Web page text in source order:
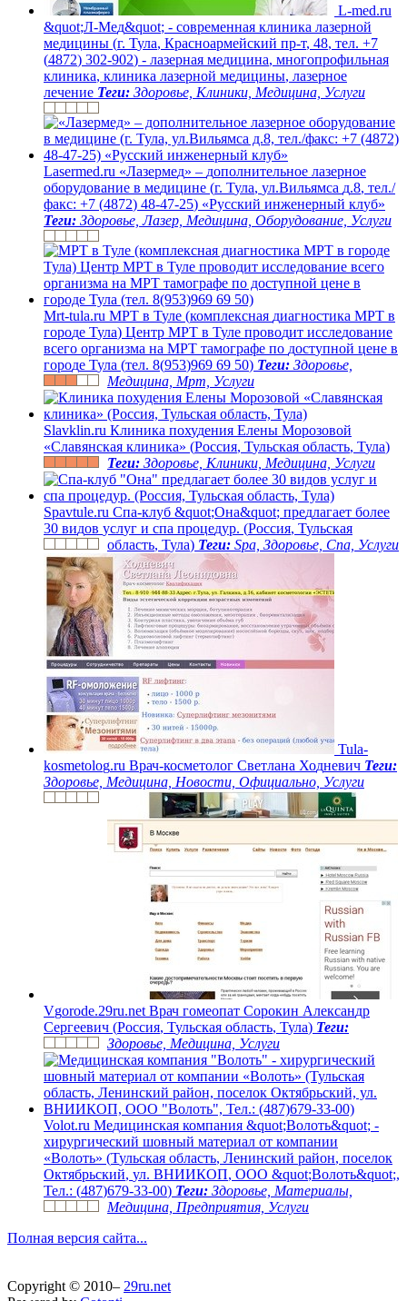
L-med.ru
&quot;Л-Мед&quot; - современная клиника лазерной
медицины (г. Тула, Красноармейский пр-т, 48, тел. +7
(4872) 302-902) - лазерная медицина, многопрофильная
клиника, клиника лазерной медицины, лазерное
лечение Теги: Здоровье, Клиники, Медицина, Услуги
Lasermed.ru «Лазермед» – дополнительное лазерное
оборудование в медицине (г. Тула, ул.Вильямса д.8, тел./
факс: +7 (4872) 48-47-25) «Русский инженерный клуб»
Теги: Здоровье, Лазер, Медицина, Оборудование, Услуги
Mrt-tula.ru МРТ в Туле (комплексная диагностика МРТ в
городе Тула) Центр МРТ в Туле проводит исследование
всего организма на МРТ тамографе по доступной цене в
городе Тула (тел. 8(953)969 69 50) Теги: Здоровье,
Медицина, Мрт, Услуги
Slavklin.ru Клиника похудения Елены Морозовой
«Славянская клиника» (Россия, Тульская область, Тула)
Теги: Здоровье, Клиники, Медицина, Услуги
Spavtule.ru Спа-клуб &quot;Она&quot; предлагает более
30 видов услуг и спа процедур. (Россия, Тульская
область, Тула) Теги: Spa, Здоровье, Спа, Услуги
Tula-
kosmetolog.ru Врач-косметолог Светлана Ходневич Теги:
Здоровье, Медицина, Новости, Официально, Услуги
Vgorode.29ru.net Врач гомеопат Сорокин Александр
Сергеевич (Россия, Тульская область, Тула) Теги:
Здоровье, Медицина, Услуги
Volot.ru Медицинская компания &quot;Волоть&quot; -
хирургический шовный материал от компании
«Волоть» (Тульская область, Ленинский район, поселок
Октябрьский, ул. ВНИИКОП, ООО &quot;Волоть&quot;,
Тел.: (487)679-33-00) Теги: Здоровье, Материалы,
Медицина, Предприятия, Услуги
Полная версия сайта...
Copyright © 2010– 29ru.net